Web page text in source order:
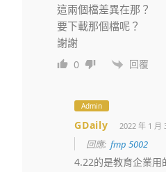
這兩個檔差異在那？
要下載那個檔呢？
謝謝
0 回覆
Admin
GDaily 2022 年 1 月
回應:fmp 5002
4.22的是教育企業用